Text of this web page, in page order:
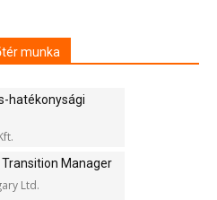
munka
hatékonysági
Manager
Ltd.